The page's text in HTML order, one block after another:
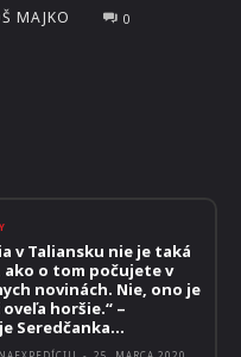
MAJKO 0
v Taliansku nie je taká
ako o tom počujete v
novinách. Nie, ono je
horšie.“ –
Seredčanka...